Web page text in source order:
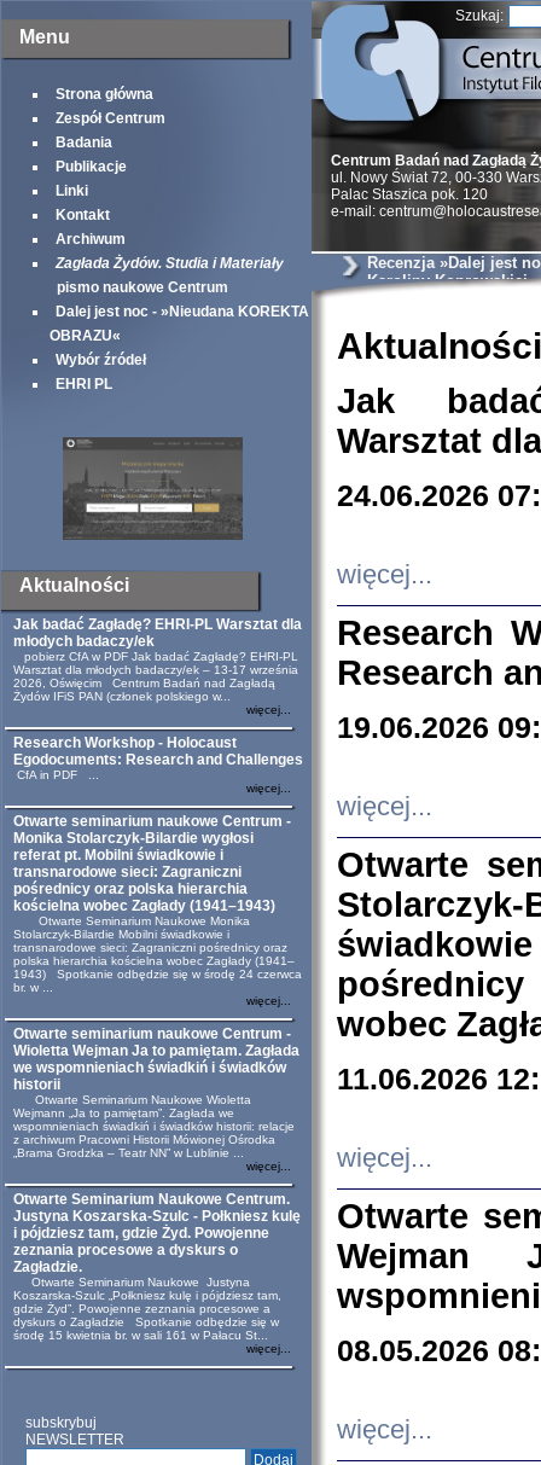
Menu
Strona główna
Zespół Centrum
Badania
Publikacje
Linki
Kontakt
Archiwum
Zagłada Żydów. Studia i Materiały
pismo naukowe Centrum
Dalej jest noc - »Nieudana KOREKTA
OBRAZU«
Wybór źródeł
EHRI PL
Aktualności
Jak badać Zagładę? EHRI-PL Warsztat dla
młodych badaczy/ek
pobierz CfA w PDF Jak badać Zagładę? EHRI-PL
Warsztat dla młodych badaczy/ek – 13-17 września
2026, Oświęcim Centrum Badań nad Zagładą
Żydów IFiS PAN (członek polskiego w...
więcej...
Research Workshop - Holocaust
Egodocuments: Research and Challenges
CfA in PDF ...
więcej...
Otwarte seminarium naukowe Centrum -
Monika Stolarczyk-Bilardie wygłosi
referat pt. Mobilni świadkowie i
transnarodowe sieci: Zagraniczni
pośrednicy oraz polska hierarchia
kościelna wobec Zagłady (1941–1943)
Otwarte Seminarium Naukowe Monika
Stolarczyk-Bilardie Mobilni świadkowie i
transnarodowe sieci: Zagraniczni pośrednicy oraz
polska hierarchia kościelna wobec Zagłady (1941–
1943) Spotkanie odbędzie się w środę 24 czerwca
br. w ...
więcej...
Otwarte seminarium naukowe Centrum -
Wioletta Wejman Ja to pamiętam. Zagłada
we wspomnieniach świadkiń i świadków
historii
Otwarte Seminarium Naukowe Wioletta
Wejmann „Ja to pamiętam”. Zagłada we
wspomnieniach świadkiń i świadków historii: relacje
z archiwum Pracowni Historii Mówionej Ośrodka
„Brama Grodzka – Teatr NN” w Lublinie ...
więcej...
Otwarte Seminarium Naukowe Centrum.
Justyna Koszarska-Szulc - Połkniesz kulę
i pójdziesz tam, gdzie Żyd. Powojenne
zeznania procesowe a dyskurs o
Zagładzie.
Otwarte Seminarium Naukowe Justyna
Koszarska-Szulc „Połkniesz kulę i pójdziesz tam,
gdzie Żyd”. Powojenne zeznania procesowe a
dyskurs o Zagładzie Spotkanie odbędzie się w
środę 15 kwietnia br. w sali 161 w Pałacu St...
więcej...
subskrybuj
NEWSLETTER
Szukaj:
Centrum Badań nad Zagładą
ul. Nowy Świat 72, 00-330
Palac Staszica pok. 120
e-mail:
Recenzja »Dalej jest
Karoliny Koprowskiej
Aktualności
Jak
Warsztat
24.06.2026
więcej...
Research
Research
19.06.2026
więcej...
Otwarte
wobec
11.06.2026
więcej...
Otwarte
Wejman
08.05.2026
więcej...